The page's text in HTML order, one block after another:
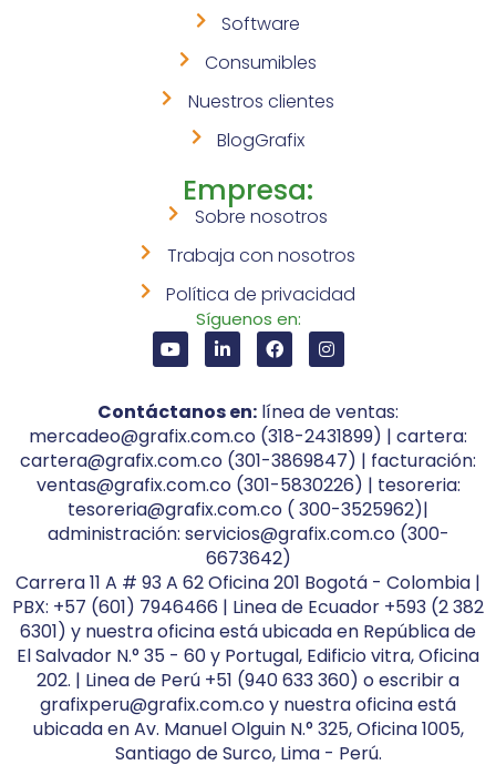
Software
Consumibles
Nuestros clientes
BlogGrafix
Empresa:
Sobre nosotros
Trabaja con nosotros
Política de privacidad
Síguenos en:
Contáctanos en: línea de ventas:
mercadeo@grafix.com.co (318-2431899) | cartera:
cartera@grafix.com.co (301-3869847) | facturación:
ventas@grafix.com.co (301-5830226) | tesoreria:
tesoreria@grafix.com.co ( 300-3525962)|
administración: servicios@grafix.com.co (300-
6673642)
Carrera 11 A # 93 A 62 Oficina 201 Bogotá - Colombia |
PBX: +57 (601) 7946466 | Linea de Ecuador +593 (2 382
6301) y nuestra oficina está ubicada en República de
El Salvador N.° 35 - 60 y Portugal, Edificio vitra, Oficina
202. | Linea de Perú +51 (940 633 360) o escribir a
grafixperu@grafix.com.co y nuestra oficina está
ubicada en Av. Manuel Olguin N.° 325, Oficina 1005,
Santiago de Surco, Lima - Perú.